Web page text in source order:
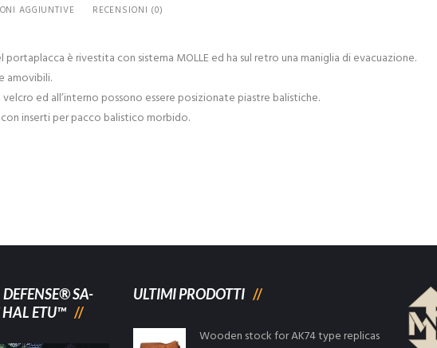
AGGIUNTIVE RECENSIONI (0)
è rivestita con sistema MOLLE ed ha sul retro una maniglia di evacuazione.
amovibili.
ed all’interno possono essere posizionate piastre balistiche.
inserti per pacco balistico morbido.
SA-
HAL ETU™
ULTIMI PRODOTTI
Wooden stock for AK74 type replicas